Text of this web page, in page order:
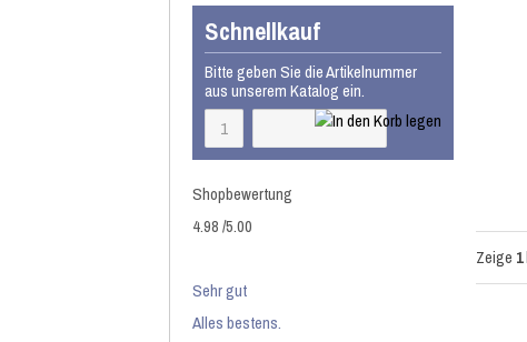
Schnellkauf
Bitte geben Sie die Artikelnummer
aus unserem Katalog ein.
Shopbewertung
4.98/5.00
Sehr gut
Alles bestens.
Zeige 1